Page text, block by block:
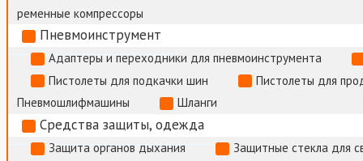
ременные компрессоры
Пневмоинструмент
Адаптеры и переходники для пневмоинструмента
Пистолеты для подкачки шин
Пистолеты для
Пневмошлифмашины
Шланги
Средства защиты, одежда
Защита органов дыхания
Защитные стекла для